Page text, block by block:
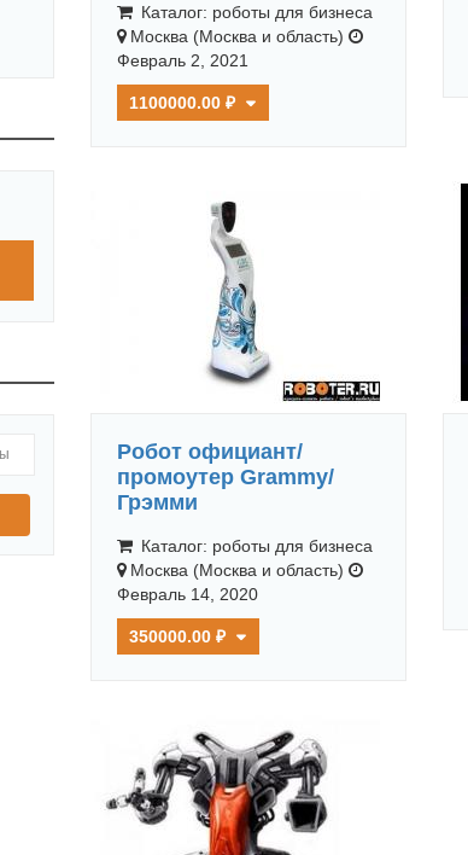
Каталог: роботы для бизнеса
Москва (Москва и область)
Февраль 2, 2021
1100000.00 ₽
Робот официант/
промоутер Grammy/
Грэмми
Каталог: роботы для бизнеса
Москва (Москва и область)
Февраль 14, 2020
350000.00 ₽